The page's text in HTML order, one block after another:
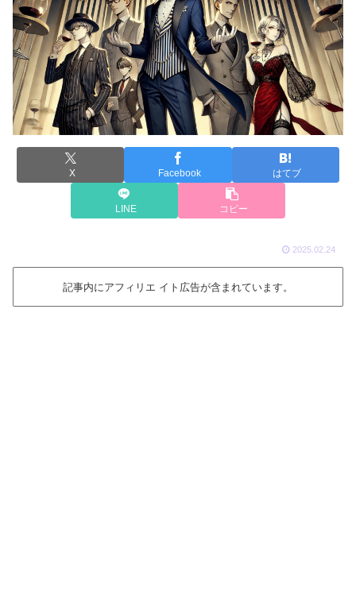
X Facebook はてブ
LINE コピー
2025.02.24
記事内にアフィリエ イト広告が含まれています。